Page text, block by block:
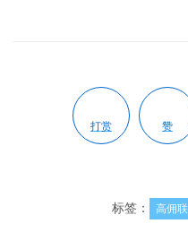
打赏 赞
标签： 高佣